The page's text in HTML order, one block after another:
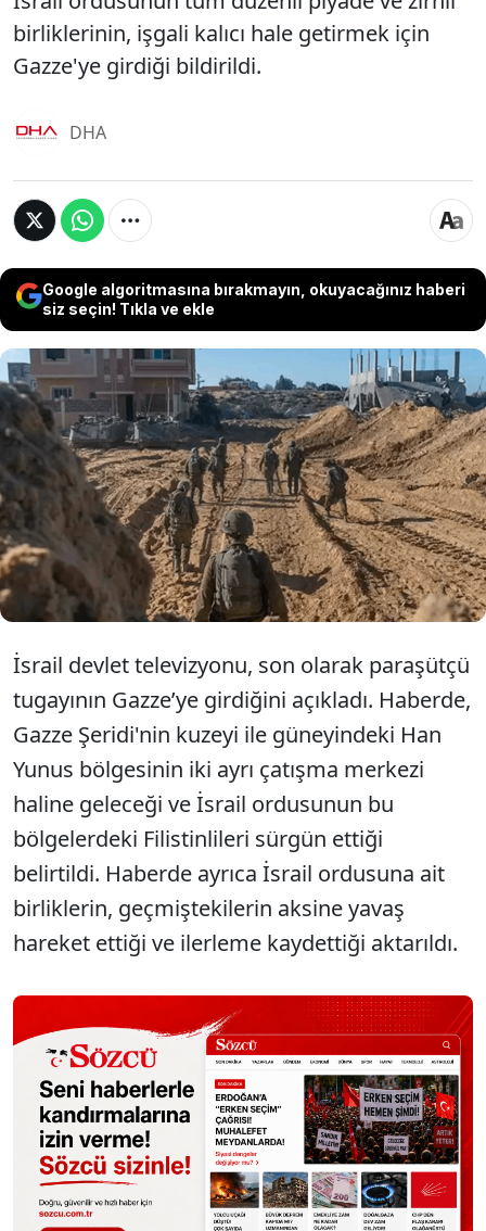
birliklerinin, işgali kalıcı hale getirmek için
Gazze'ye girdiği bildirildi.
DHA
Google algoritmasına bırakmayın, okuyacağınız haberi
siz seçin! Tıkla ve ekle
İsrail ordusunun tüm düzenli piyade
ve zırhlı birliklerinin, işgali kalıcı hale
getirmek için Gazze'ye girdiği bildirildi.
İsrail devlet televizyonu, son olarak paraşütçü
tugayının Gazze’ye girdiğini açıkladı. Haberde,
Gazze Şeridi'nin kuzeyi ile güneyindeki Han
Yunus bölgesinin iki ayrı çatışma merkezi
haline geleceği ve İsrail ordusunun bu
bölgelerdeki Filistinlileri sürgün ettiği
belirtildi. Haberde ayrıca İsrail ordusuna ait
birliklerin, geçmiştekilerin aksine yavaş
hareket ettiği ve ilerleme kaydettiği aktarıldı.